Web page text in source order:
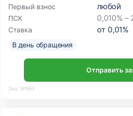
Первый взнос любой
ПСК 0,010% –
Ставка от 0,01%
В день обращения
Отправить
Лиц. №963